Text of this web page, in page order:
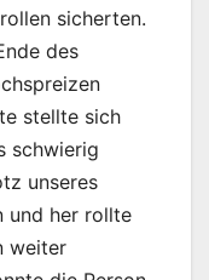
sicherten.
des
stellte sich
schwierig
unseres
und her rollte
weiter